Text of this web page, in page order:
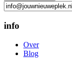
info
Over
Blog